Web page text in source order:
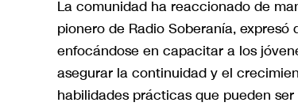
La comunidad ha reaccionado de
pionero de Radio Soberanía,
enfocándose en capacitar a los
asegurar la continuidad y el
habilidades prácticas que pueden